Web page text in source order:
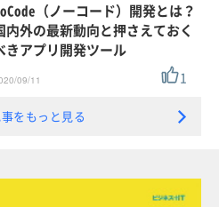
（ノーコード）開発とは？
内外の最新動向と押さえておく
きアプリ開発ツール
09/11 1
をもっと見る